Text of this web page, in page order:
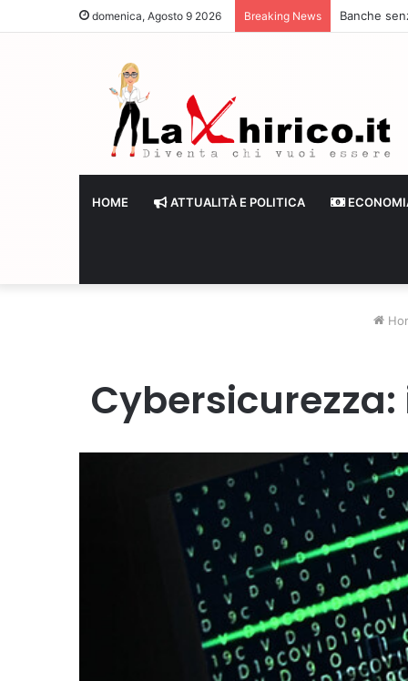
domenica, Agosto 9 2026 Breaking News Banche
HOME ATTUALITÀ E POLITICA